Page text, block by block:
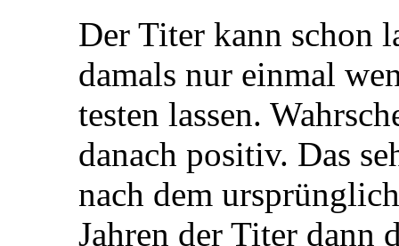
Der Titer kann schon
damals nur einmal
testen lassen.
danach positiv. Das
nach dem
Jahren der Titer dann